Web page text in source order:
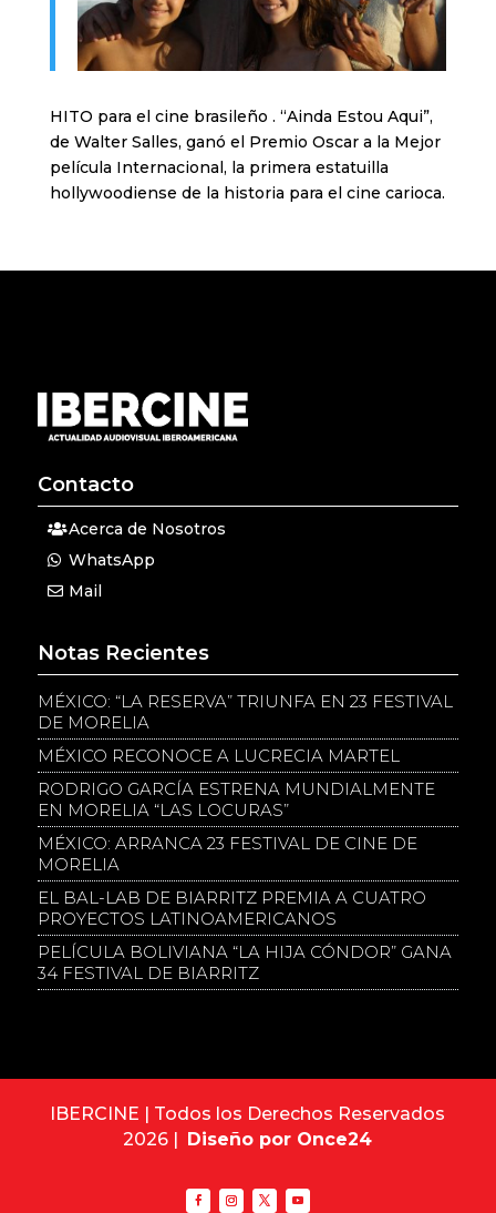
HITO para el cine brasileño . “Ainda Estou Aqui”,
de Walter Salles, ganó el Premio Oscar a la Mejor
película Internacional, la primera estatuilla
hollywoodiense de la historia para el cine carioca.
Contacto
Acerca de Nosotros
WhatsApp
Mail
Notas Recientes
MÉXICO: “LA RESERVA” TRIUNFA EN 23 FESTIVAL
DE MORELIA
MÉXICO RECONOCE A LUCRECIA MARTEL
RODRIGO GARCÍA ESTRENA MUNDIALMENTE
EN MORELIA “LAS LOCURAS”
MÉXICO: ARRANCA 23 FESTIVAL DE CINE DE
MORELIA
EL BAL-LAB DE BIARRITZ PREMIA A CUATRO
PROYECTOS LATINOAMERICANOS
PELÍCULA BOLIVIANA “LA HIJA CÓNDOR” GANA
34 FESTIVAL DE BIARRITZ
IBERCINE | Todos los Derechos Reservados
2026 | Diseño por Once24